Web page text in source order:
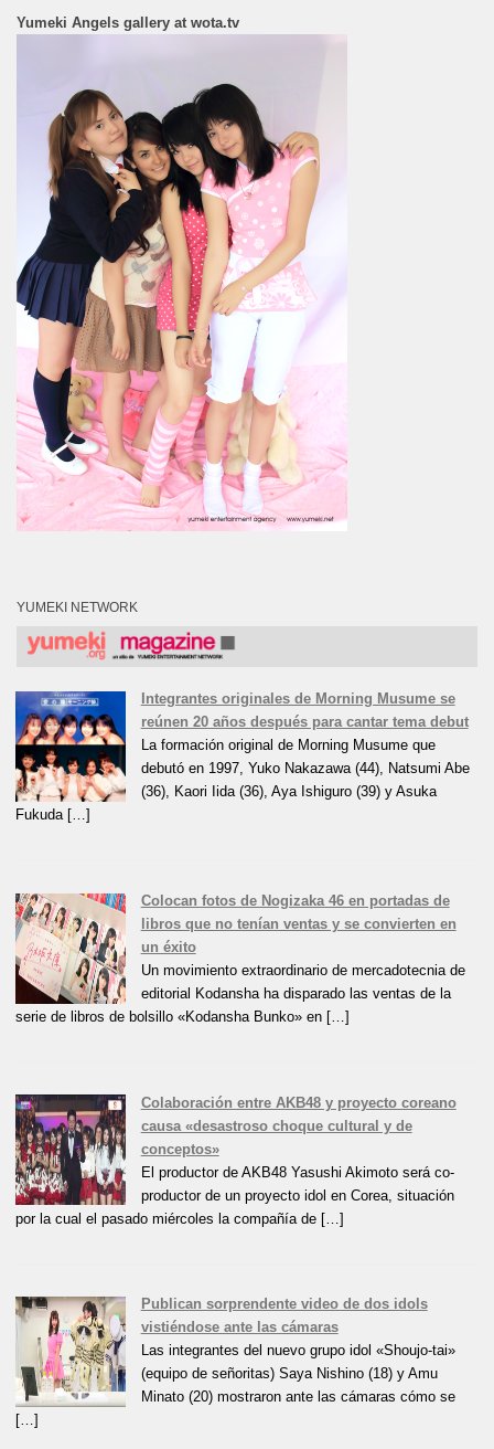
Yumeki Angels gallery at wota.tv
YUMEKI NETWORK
Integrantes originales de Morning Musume se
reúnen 20 años después para cantar tema debut
La formación original de Morning Musume que
debutó en 1997, Yuko Nakazawa (44), Natsumi Abe
(36), Kaori Iida (36), Aya Ishiguro (39) y Asuka
Fukuda […]
Colocan fotos de Nogizaka 46 en portadas de
libros que no tenían ventas y se convierten en
un éxito
Un movimiento extraordinario de mercadotecnia de
editorial Kodansha ha disparado las ventas de la
serie de libros de bolsillo «Kodansha Bunko» en […]
Colaboración entre AKB48 y proyecto coreano
causa «desastroso choque cultural y de
conceptos»
El productor de AKB48 Yasushi Akimoto será co-
productor de un proyecto idol en Corea, situación
por la cual el pasado miércoles la compañía de […]
Publican sorprendente video de dos idols
vistiéndose ante las cámaras
Las integrantes del nuevo grupo idol «Shoujo-tai»
(equipo de señoritas) Saya Nishino (18) y Amu
Minato (20) mostraron ante las cámaras cómo se
[…]